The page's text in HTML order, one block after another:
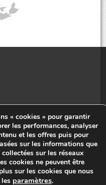
2013-2026.
« cookies » pour garantir
les performances, analyser
et les offres puis pour
sur les informations que
sur les réseaux
cookies ne peuvent être
sur les cookies que nous
paramètres.